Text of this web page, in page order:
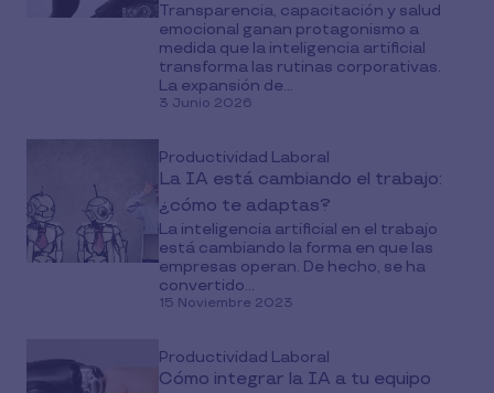
Transparencia, capacitación y salud
emocional ganan protagonismo a
medida que la inteligencia artificial
transforma las rutinas corporativas.
La expansión de...
3 Junio 2026
Productividad Laboral
La IA está cambiando el trabajo:
¿cómo te adaptas?
La inteligencia artificial en el trabajo
está cambiando la forma en que las
empresas operan. De hecho, se ha
convertido...
15 Noviembre 2023
Productividad Laboral
Cómo integrar la IA a tu equipo